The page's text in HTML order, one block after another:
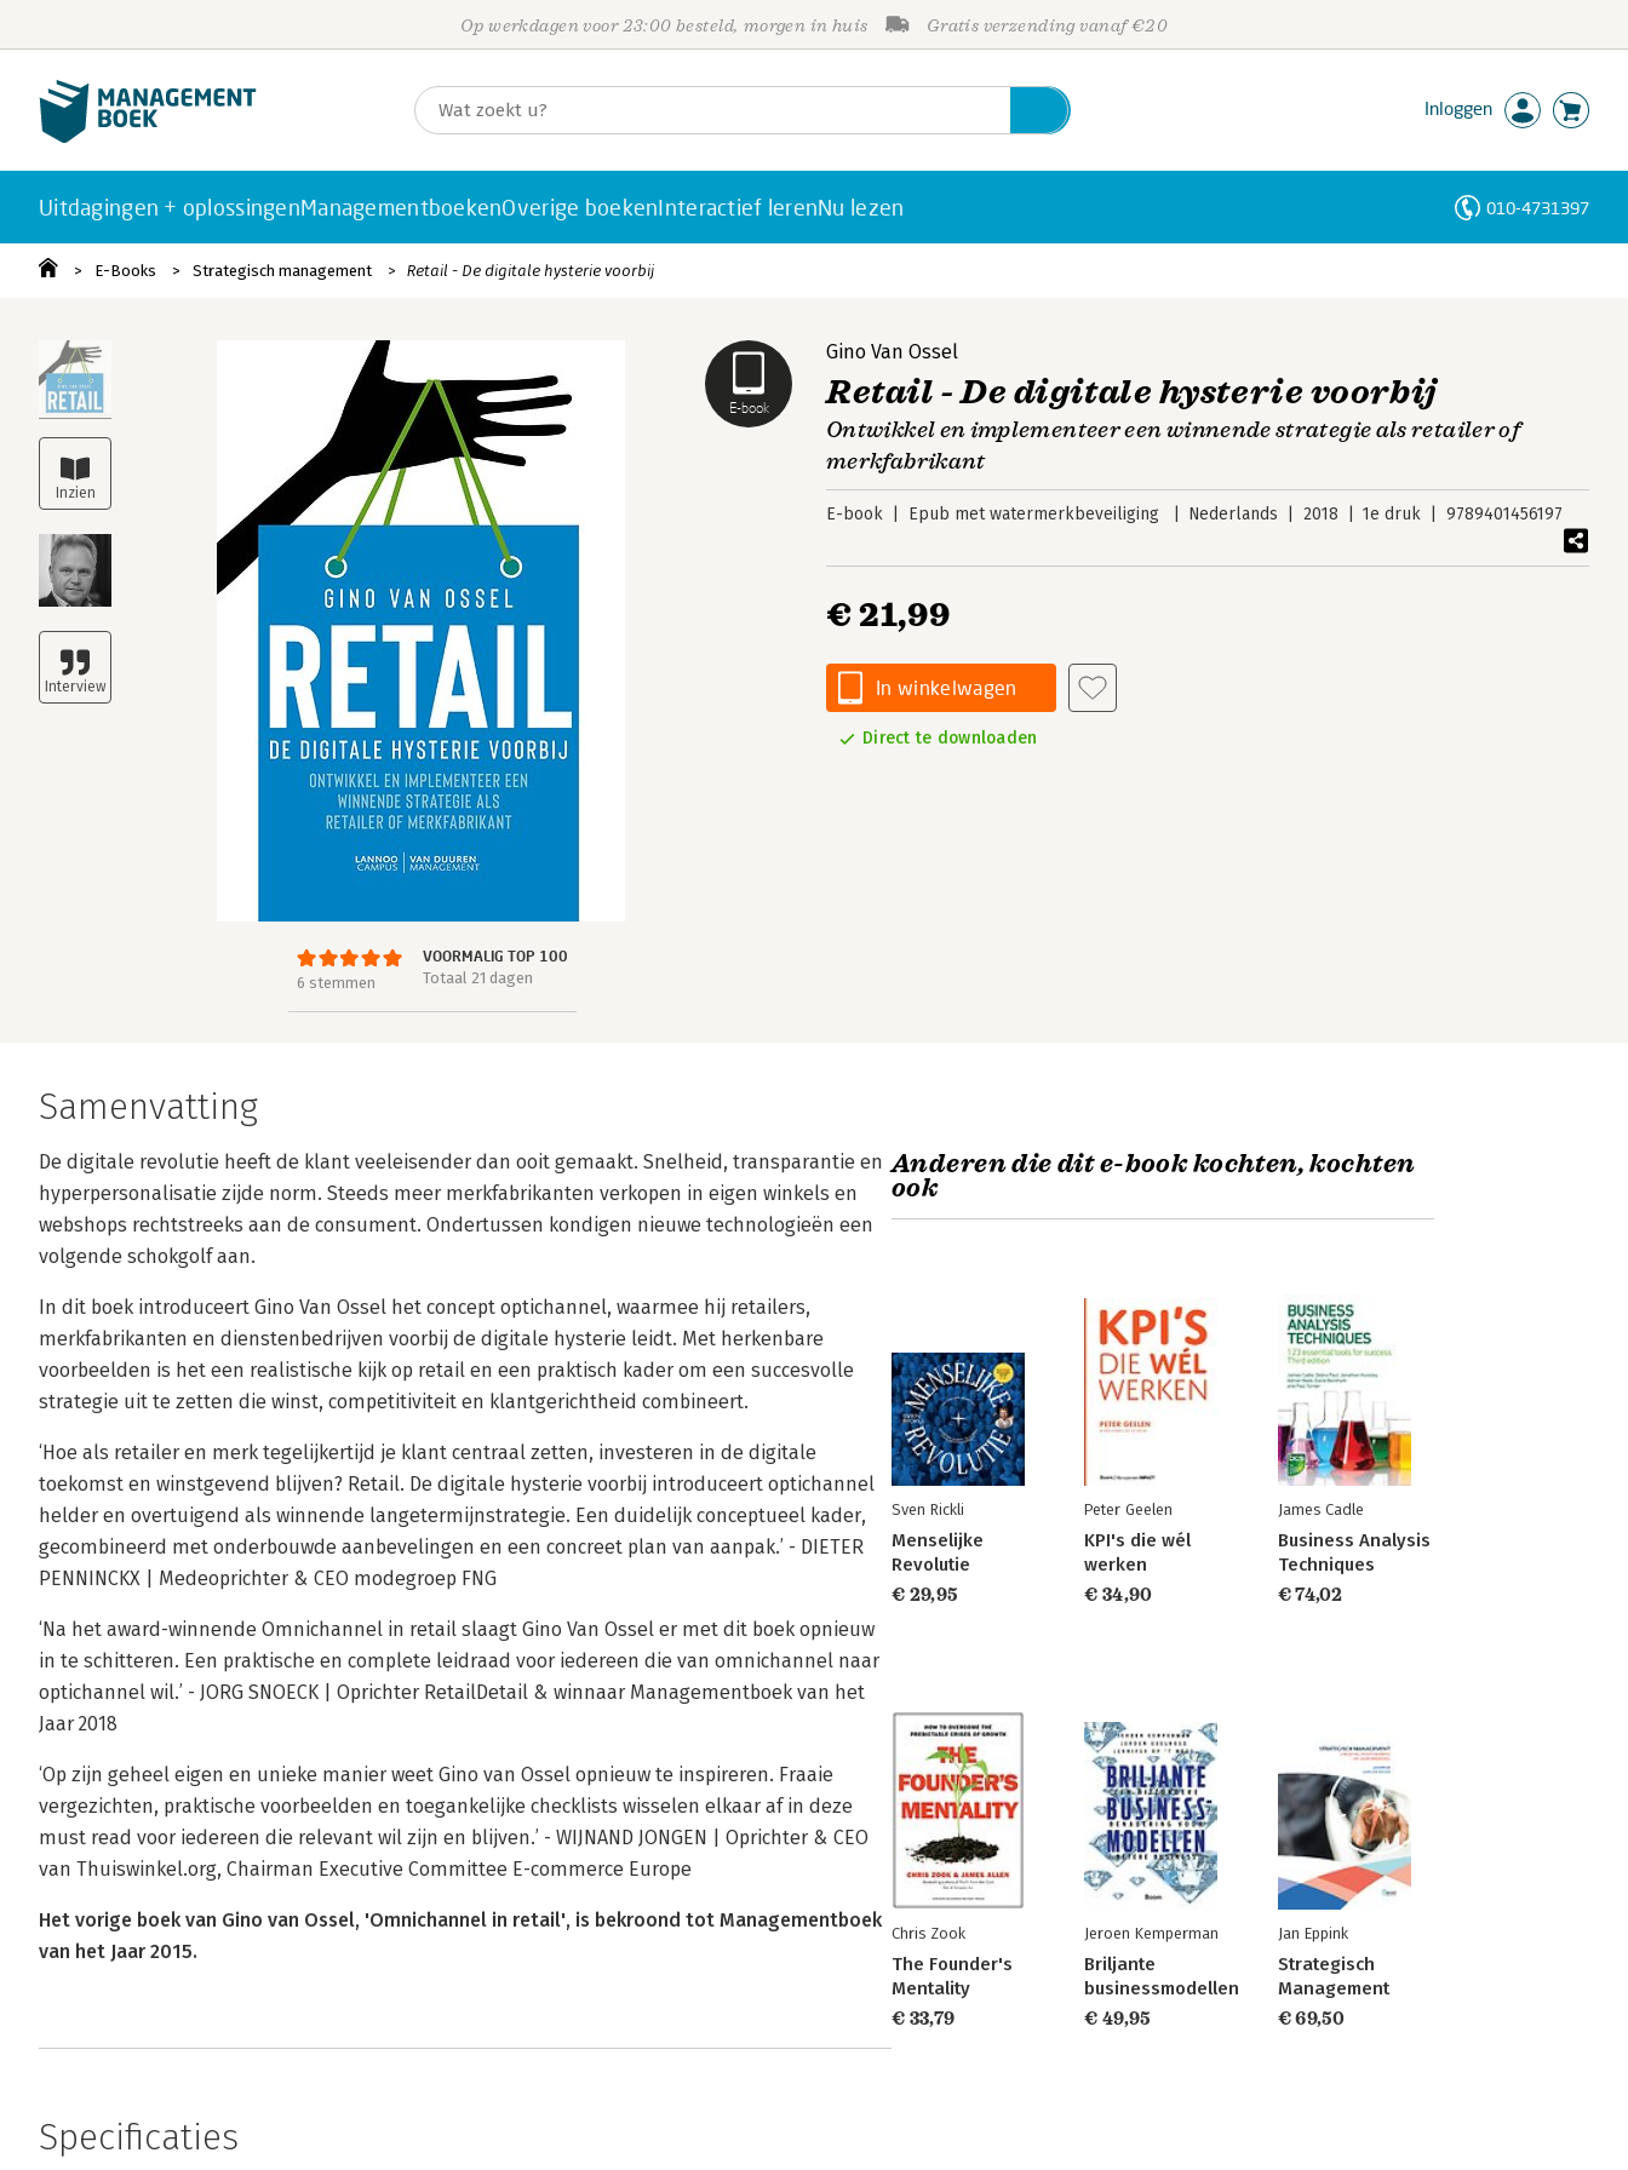
Op werkdagen voor 23:00 besteld, morgen in huis Gratis verzending vanaf €20
Inloggen
Uitdagingen + oplossingenManagementboekenOverige boekenInteractief lerenNu lezen 010-4731397
E-Books Strategisch management Retail - De digitale hysterie voorbij
E-book
6 stemmen
VOORMALIG TOP 100
Totaal 21 dagen
Gino Van Ossel
Retail - De digitale hysterie voorbij
Ontwikkel en implementeer een winnende strategie als retailer of
merkfabrikant
E-book Epub met watermerkbeveiliging Nederlands 2018 1e druk 9789401456197
€ 21,99
In winkelwagen
Direct te downloaden
Samenvatting
De digitale revolutie heeft de klant veeleisender dan ooit gemaakt. Snelheid, transparantie en
hyperpersonalisatie zijde norm. Steeds meer merkfabrikanten verkopen in eigen winkels en
webshops rechtstreeks aan de consument. Ondertussen kondigen nieuwe technologieën een
volgende schokgolf aan.
In dit boek introduceert Gino Van Ossel het concept optichannel, waarmee hij retailers,
merkfabrikanten en dienstenbedrijven voorbij de digitale hysterie leidt. Met herkenbare
voorbeelden is het een realistische kijk op retail en een praktisch kader om een succesvolle
strategie uit te zetten die winst, competitiviteit en klantgerichtheid combineert.
‘Hoe als retailer en merk tegelijkertijd je klant centraal zetten, investeren in de digitale
toekomst en winstgevend blijven? Retail. De digitale hysterie voorbij introduceert optichannel
helder en overtuigend als winnende langetermijnstrategie. Een duidelijk conceptueel kader,
gecombineerd met onderbouwde aanbevelingen en een concreet plan van aanpak.’ - DIETER
PENNINCKX | Medeoprichter & CEO modegroep FNG
‘Na het award-winnende Omnichannel in retail slaagt Gino Van Ossel er met dit boek opnieuw
in te schitteren. Een praktische en complete leidraad voor iedereen die van omnichannel naar
optichannel wil.’ - JORG SNOECK | Oprichter RetailDetail & winnaar Managementboek van het
Jaar 2018
‘Op zijn geheel eigen en unieke manier weet Gino van Ossel opnieuw te inspireren. Fraaie
vergezichten, praktische voorbeelden en toegankelijke checklists wisselen elkaar af in deze
must read voor iedereen die relevant wil zijn en blijven.’ - WIJNAND JONGEN | Oprichter & CEO
van Thuiswinkel.org, Chairman Executive Committee E-commerce Europe
Het vorige boek van Gino van Ossel, 'Omnichannel in retail', is bekroond tot Managementboek
van het Jaar 2015.
Specificaties
Anderen die dit e-book kochten, kochten
ook
Sven Rickli
Menselijke
Revolutie
€ 29,95
Peter Geelen
KPI's die wél
werken
€ 34,90
James Cadle
Business Analysis
Techniques
€ 74,02
Chris Zook
The Founder's
Mentality
€ 33,79
Jeroen Kemperman
Briljante
businessmodellen
€ 49,95
Jan Eppink
Strategisch
Management
€ 69,50
Personen